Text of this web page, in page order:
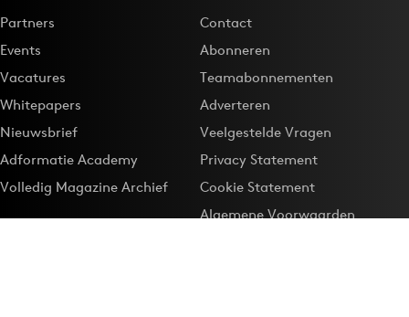
Partners
Events
Vacatures
Whitepapers
Nieuwsbrief
Adformatie Academy
Volledig Magazine Archief
Contact
Abonneren
Teamabonnementen
Adverteren
Veelgestelde Vragen
Privacy Statement
Cookie Statement
Algemene Voorwaarden